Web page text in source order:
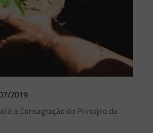
2019
é a Consagração do Princípio da